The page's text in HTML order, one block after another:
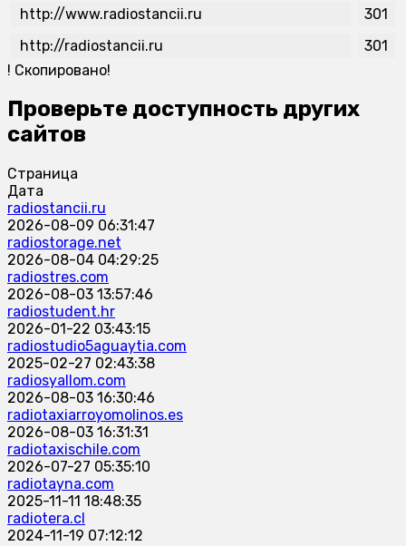
http://www.radiostancii.ru
301
http://radiostancii.ru
301
! Скопировано!
Проверьте доступность других
сайтов
Страница
Дата
radiostancii.ru
2026-08-09 06:31:47
radiostorage.net
2026-08-04 04:29:25
radiostres.com
2026-08-03 13:57:46
radiostudent.hr
2026-01-22 03:43:15
radiostudio5aguaytia.com
2025-02-27 02:43:38
radiosyallom.com
2026-08-03 16:30:46
radiotaxiarroyomolinos.es
2026-08-03 16:31:31
radiotaxischile.com
2026-07-27 05:35:10
radiotayna.com
2025-11-11 18:48:35
radiotera.cl
2024-11-19 07:12:12